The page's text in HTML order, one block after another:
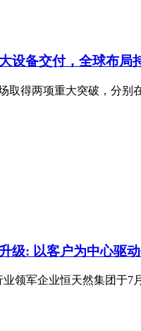
设备交付，全球布局
取得两项重大突破，分别
级: 以客户为中心驱
业领军企业恒天然集团于7